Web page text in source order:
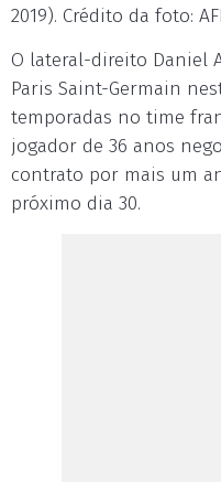
2019). Crédito da foto:
O lateral-direito Daniel
Paris Saint-Germain
temporadas no time
jogador de 36 anos
contrato por mais um
próximo dia 30.